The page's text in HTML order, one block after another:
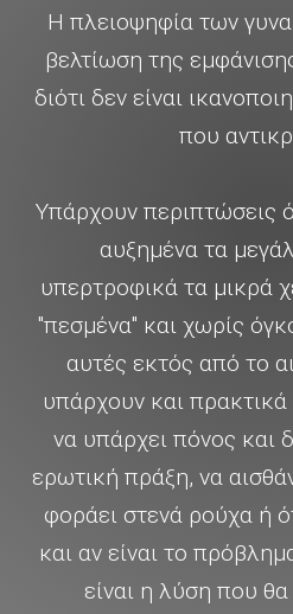
Η πλειοψηφία των
βελτίωση της
διότι δεν είναι
που
Υπάρχουν περιπτώσεις
αυξημένα τα
υπερτροφικά τα μικρά
"πεσμένα" και χωρίς
αυτές εκτός από το
υπάρχουν και
να υπάρχει πόνος και
ερωτική πράξη, να
φοράει στενά ρούχα ή
και αν είναι το
είναι η λύση που